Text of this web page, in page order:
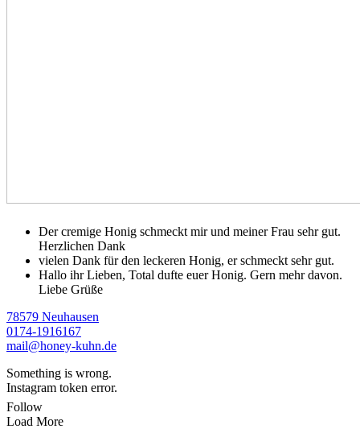
Der cremige Honig schmeckt mir und meiner Frau sehr gut.
Herzlichen Dank
vielen Dank für den leckeren Honig, er schmeckt sehr gut.
Hallo ihr Lieben, Total dufte euer Honig. Gern mehr davon.
Liebe Grüße
78579 Neuhausen
0174-1916167
mail@honey-kuhn.de
Something is wrong.
Instagram token error.
Follow
Load More